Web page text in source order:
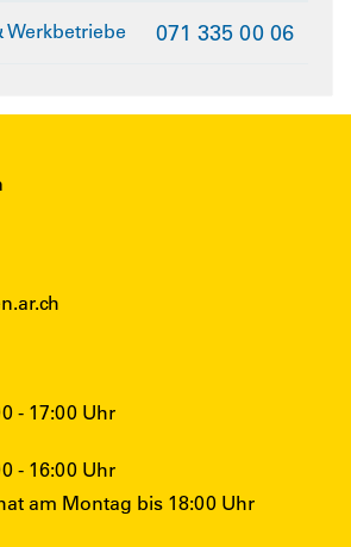
071 335 00 06
- 17:00 Uhr
- 16:00 Uhr
am Montag bis 18:00 Uhr